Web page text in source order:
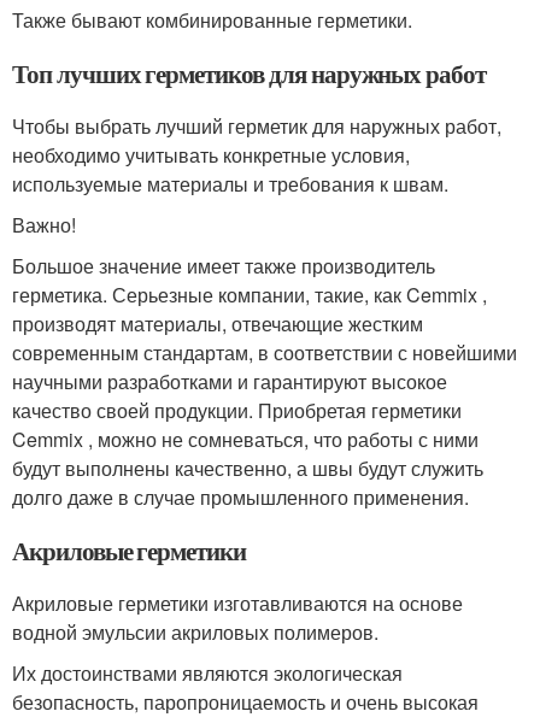
Также бывают комбинированные герметики.
Топ лучших герметиков для наружных работ
Чтобы выбрать лучший герметик для наружных работ,
необходимо учитывать конкретные условия,
используемые материалы и требования к швам.
Важно!
Большое значение имеет также производитель
герметика. Серьезные компании, такие, как Cemmix ,
производят материалы, отвечающие жестким
современным стандартам, в соответствии с новейшими
научными разработками и гарантируют высокое
качество своей продукции. Приобретая герметики
Cemmix , можно не сомневаться, что работы с ними
будут выполнены качественно, а швы будут служить
долго даже в случае промышленного применения.
Акриловые герметики
Акриловые герметики изготавливаются на основе
водной эмульсии акриловых полимеров.
Их достоинствами являются экологическая
безопасность, паропроницаемость и очень высокая